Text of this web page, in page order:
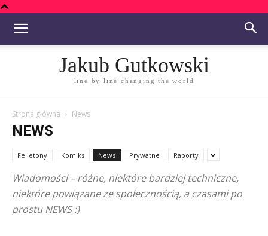
Jakub Gutkowski
line by line changing the world
Strona główna News
NEWS
Felietony Komiks News Prywatne Raporty
Wiadomości – różne, niektóre bardziej techniczne,
niektóre powiązane ze społecznością, a czasami po
prostu NEWS :)